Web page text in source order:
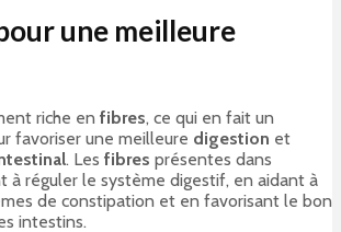
une meilleure
riche en fibres, ce qui en fait un
favoriser une meilleure digestion et
. Les fibres présentes dans
à réguler le système digestif, en aidant à
de constipation et en favorisant le bon
intestins.